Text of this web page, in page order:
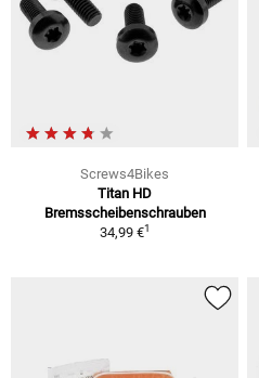
Screws4Bikes
Titan HD
Bremsscheibenschrauben
34,99 €1